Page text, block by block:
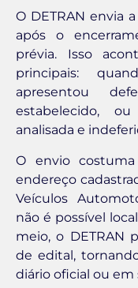
O DETRAN envia
após o
prévia. Isso
principais:
apresentou
estabelecido,
analisada e
O envio
endereço
Veículos
não é possível
meio, o DETRAN
de edital,
diário oficial ou